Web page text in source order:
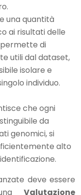
una quantità
ai risultati delle
permette di
utili dal dataset,
isolare e
individuo.
che ogni
da
genomici, si
alto
deve essere
Valutazione